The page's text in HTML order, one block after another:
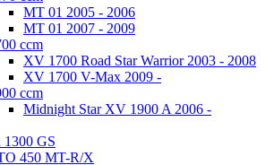
MT 01 2005 - 2006
MT 01 2007 - 2009
ccm
XV 1700 Road Star Warrior 2003 - 2008
XV 1700 V-Max 2009 -
ccm
Midnight Star XV 1900 A 2006 -
GS
450 MT-R/X